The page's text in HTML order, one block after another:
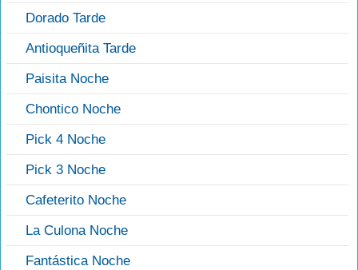
Dorado Tarde
Antioqueñita Tarde
Paisita Noche
Chontico Noche
Pick 4 Noche
Pick 3 Noche
Cafeterito Noche
La Culona Noche
Fantástica Noche